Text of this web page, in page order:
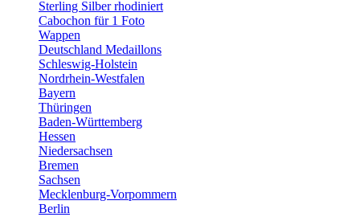
Sterling Silber rhodiniert
Cabochon für 1 Foto
Wappen
Deutschland Medaillons
Schleswig-Holstein
Nordrhein-Westfalen
Bayern
Thüringen
Baden-Württemberg
Hessen
Niedersachsen
Bremen
Sachsen
Mecklenburg-Vorpommern
Berlin